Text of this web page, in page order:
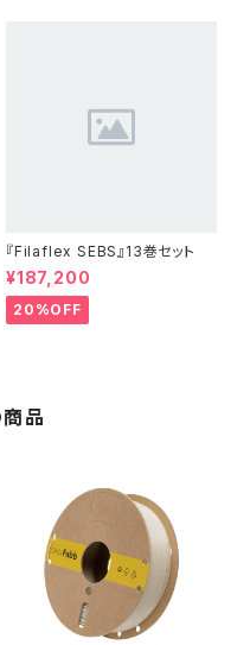
『Filaflex SEBS』13巻セット
¥187,200
20%OFF
品